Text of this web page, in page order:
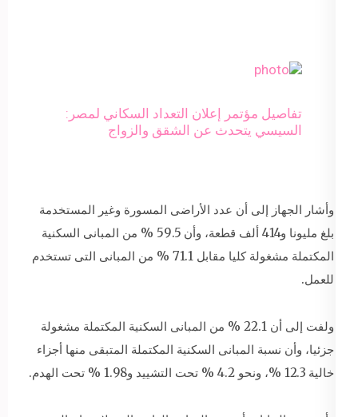
تفاصيل مؤتمر إعلان التعداد السكاني لمصر:
السيسي يتحدث عن الشقق والزواج
وأشار الجهاز إلى أن عدد الأراضى المسورة وغير المستخدمة
بلغ مليونا و414 ألف قطعة، وأن 59.5 % من المبانى السكنية
المكتملة مشغولة كليا مقابل 71.1 % من المبانى التى تستخدم
للعمل.
ولفت إلى أن 22.1 % من المبانى السكنية المكتملة مشغولة
جزئيا، وأن نسبة المبانى السكنية المكتملة المتبقى منها أجزاء
خالية 12.3 %، ونحو 4.2 % تحت التشييد و1.98 % تحت الهدم.